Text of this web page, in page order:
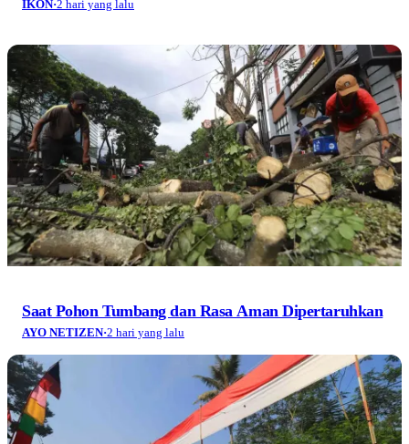
Saat Pohon Tumbang dan Rasa Aman Dipertaruhkan
AYO NETIZEN·2 hari yang lalu
Menyambut Hari Kemerdekaan 2026, Deretan Ide
Tulisan dari Semangat Kemerdekaan hingga